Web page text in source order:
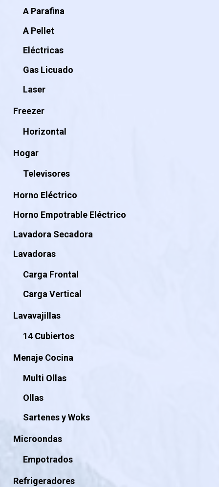
A Parafina
A Pellet
Eléctricas
Gas Licuado
Laser
Freezer
Horizontal
Hogar
Televisores
Horno Eléctrico
Horno Empotrable Eléctrico
Lavadora Secadora
Lavadoras
Carga Frontal
Carga Vertical
Lavavajillas
14 Cubiertos
Menaje Cocina
Multi Ollas
Ollas
Sartenes y Woks
Microondas
Empotrados
Refrigeradores